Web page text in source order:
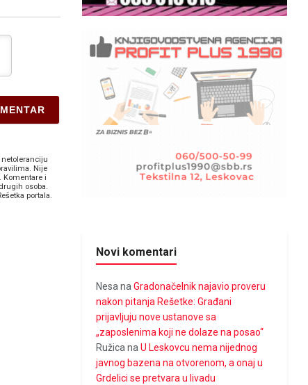
netoleranciju
Nije
Komentare i
osoba.
portala.
Novi komentari
Nesa naGradonačelnik najavio proveru
nakon pitanja Rešetke: Građani
prijavljuju nove ustanove sa
„zaposlenima koji ne dolaze na posao“
Ružica naU Leskovcu nema nijednog
javnog bazena na otvorenom, a onaj u
Grdelici se pretvara u livadu